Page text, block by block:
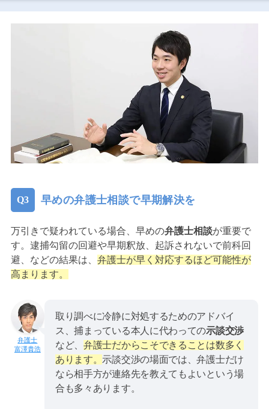
早めの弁護士相談で早期解決を
万引きで疑われている場合、早めの弁護士相談が重要で
す。逮捕勾留の回避や早期釈放、起訴されないで前科回
避、などの結果は、 弁護士が早く対応するほど可能性が
高まります。
富澤貴浩
取り調べに冷静に対処するためのアドバイ
ス、捕まっている本人に代わっての示談交渉
など、弁護士だからこそできることは数多く
あります。 示談交渉の場面では、弁護士だけ
なら相手方が連絡先を教えてもよいという場
合も多々あります。